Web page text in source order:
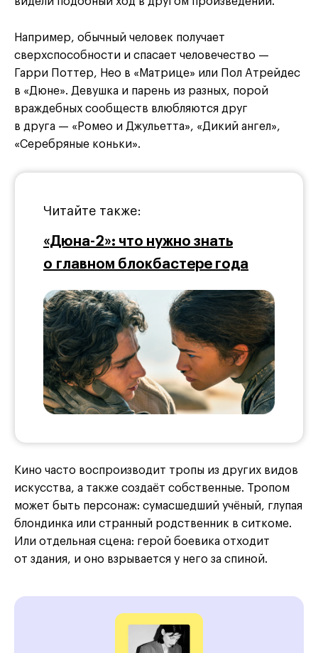
Например, обычный человек получает
сверхспособности и спасает человечество —
Гарри Поттер, Нео в «Матрице» или Пол Атрейдес
в «Дюне». Девушка и парень из разных, порой
враждебных сообществ влюбляются друг
в друга — «Ромео и Джульетта», «Дикий ангел»,
«Серебряные коньки».
Читайте также:
«Дюна-2»: что нужно знать
о главном блокбастере года
Кино часто воспроизводит тропы из других видов
искусства, а также создаёт собственные. Тропом
может быть персонаж: сумасшедший учёный, глупая
блондинка или странный родственник в ситкоме.
Или отдельная сцена: герой боевика отходит
от здания, и оно взрывается у него за спиной.